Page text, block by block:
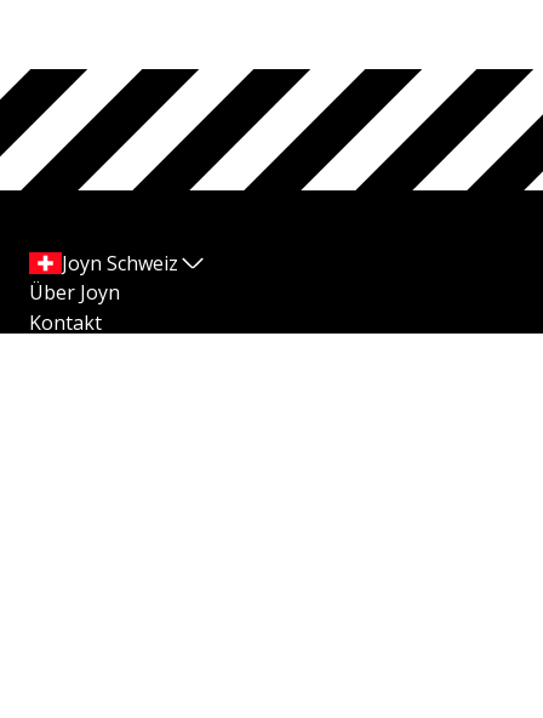
Joyn Schweiz
Über Joyn
Kontakt